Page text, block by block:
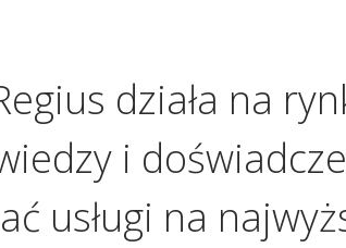
działa na
i
usługi na